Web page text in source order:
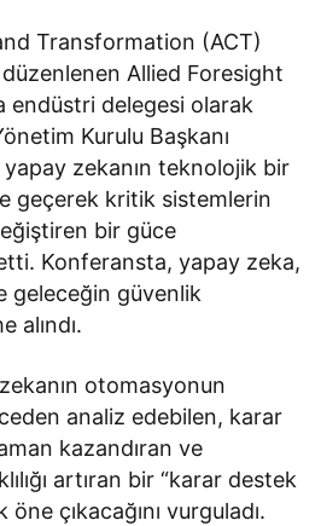
Transformation (ACT)
düzenlenen Allied Foresight
endüstri delegesi olarak
Kurulu Başkanı
zekanın teknolojik bir
geçerek kritik sistemlerin
bir güce
Konferansta, yapay zeka,
geleceğin güvenlik
alındı.
otomasyonun
analiz edebilen, karar
kazandıran ve
artıran bir “karar destek
çıkacağını vurguladı.